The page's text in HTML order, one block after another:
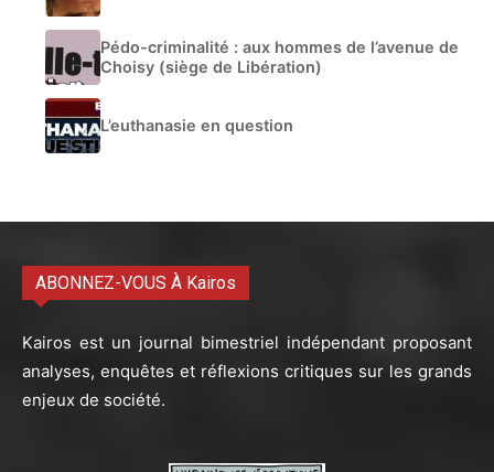
Pédo-criminalité : aux hommes de l’avenue de
Choisy (siège de Libération)
L’euthanasie en question
ABONNEZ-VOUS À Kairos
Kairos est un journal bimestriel indépendant proposant
analyses, enquêtes et réflexions critiques sur les grands
enjeux de société.